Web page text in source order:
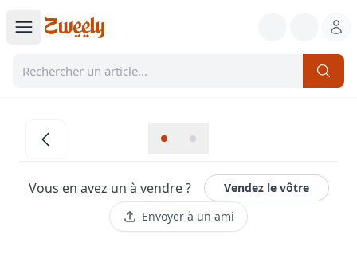
Vous en avez un à vendre ?
Vendez le vôtre
Envoyer à un ami